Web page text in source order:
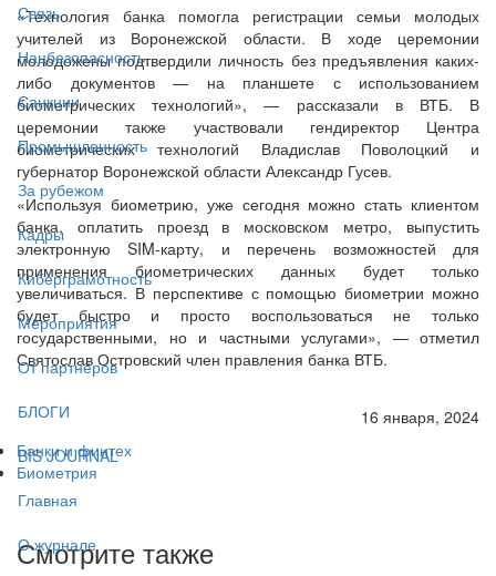
Связь
Нацбезопасность
Санкции
Промышленность
За рубежом
Кадры
Киберграмотность
Мероприятия
От партнёров
БЛОГИ
BIS JOURNAL
Главная
О журнале
«Технология банка помогла регистрации семьи молодых
учителей из Воронежской области. В ходе церемонии
молодожены подтвердили личность без предъявления каких-
либо документов — на планшете с использованием
биометрических технологий», — рассказали в ВТБ. В
церемонии также участвовали гендиректор Центра
биометрических технологий Владислав Поволоцкий и
губернатор Воронежской области Александр Гусев.
«Используя биометрию, уже сегодня можно стать клиентом
банка, оплатить проезд в московском метро, выпустить
электронную SIM-карту, и перечень возможностей для
применения биометрических данных будет только
увеличиваться. В перспективе с помощью биометрии можно
будет быстро и просто воспользоваться не только
государственными, но и частными услугами», — отметил
Святослав Островский член правления банка ВТБ.
16 января, 2024
Банки и финтех
Биометрия
Смотрите также